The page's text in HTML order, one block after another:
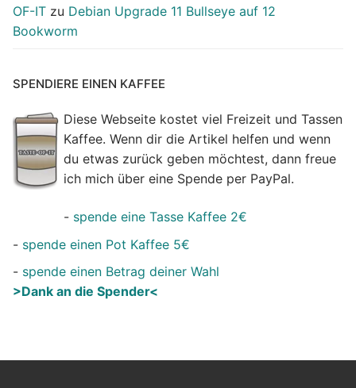
OF-IT zu Debian Upgrade 11 Bullseye auf 12
Bookworm
SPENDIERE EINEN KAFFEE
Diese Webseite kostet viel Freizeit und Tassen
Kaffee. Wenn dir die Artikel helfen und wenn
du etwas zurück geben möchtest, dann freue
ich mich über eine Spende per PayPal.
- spende eine Tasse Kaffee 2€
- spende einen Pot Kaffee 5€
- spende einen Betrag deiner Wahl
>Dank an die Spender<